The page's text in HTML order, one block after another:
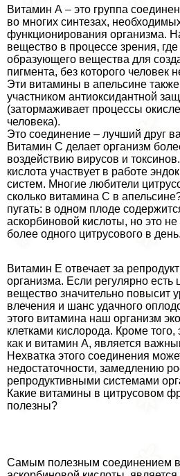
Витамин А – это группа
во многих синтезах,
функционирования организма.
вещество в процессе зрения,
образующего вещества для
пигмента, без которого человек
Эти витамины в апельсине
участником антиоксидантной
(затормаживает процессы
человека).
Это соединение – лучший друг
Витамин С делает организм
воздействию вирусов и
кислота участвует в работе
систем. Многие любители
сколько витамина С в
пугать: в одном плоде
аскорбиновой кислоты, но это не
более одного цитрусового в день.
Витамин Е отвечает за
организма. Если регулярно есть
вещество значительно повысит
влечения и шанс удачного
этого витамина наш организм
клетками кислорода. Кроме
как и витамин А, является
Нехватка этого соединения
недостаточности, замедлению
репродуктивными системами
Какие витамины в цитрусовом
полезны?
Самым полезным соединением в